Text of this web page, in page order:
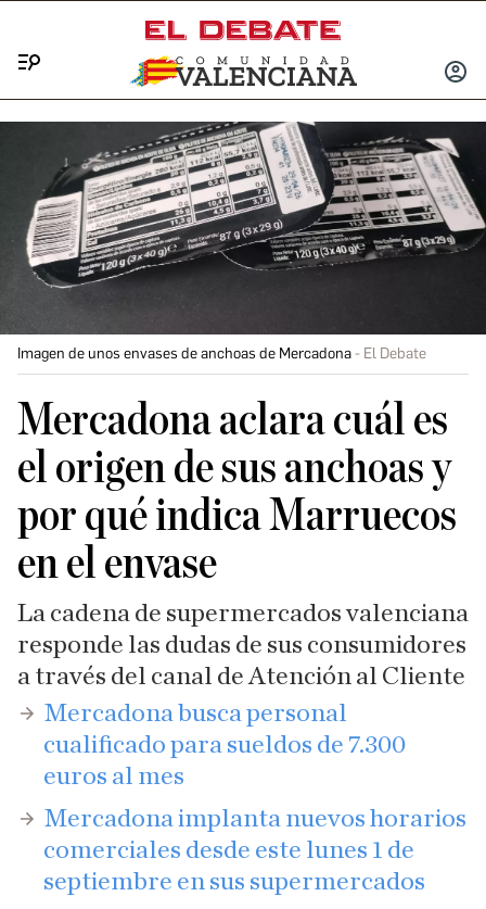
INICIAR
Imagen de unos envases de anchoas de Mercadona El Debate
Mercadona aclara cuál es
el origen de sus anchoas y
por qué indica Marruecos
en el envase
La cadena de supermercados valenciana
responde las dudas de sus consumidores
a través del canal de Atención al Cliente
Mercadona busca personal
cualificado para sueldos de 7.300
euros al mes
Mercadona implanta nuevos horarios
comerciales desde este lunes 1 de
septiembre en sus supermercados